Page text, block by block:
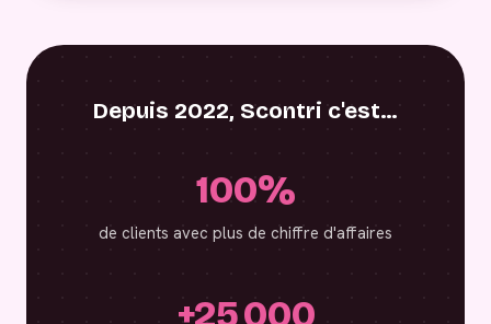
Depuis 2022, Scontri c'est…
100%
de clients avec plus de chiffre d'affaires